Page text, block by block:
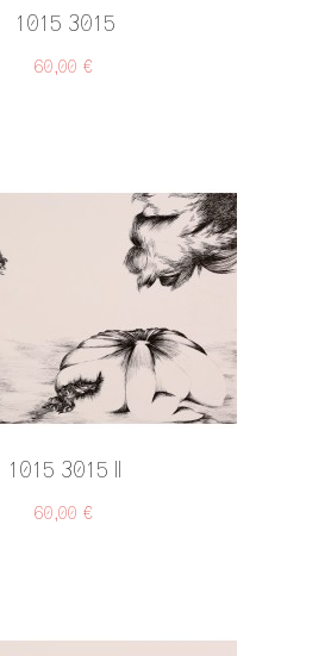
1015 3015
60,00 €
1015 3015 II
60,00 €